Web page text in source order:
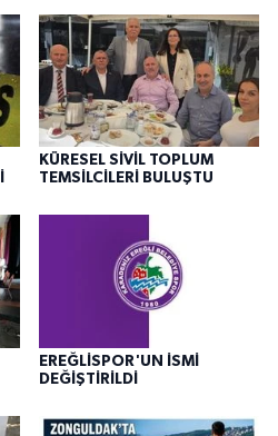
KÜRESEL SİVİL TOPLUM
TEMSİLCİLERİ BULUŞTU
EREĞLİSPOR'UN İSMİ
DEĞİŞTİRİLDİ